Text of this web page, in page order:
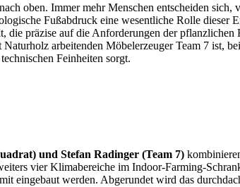
oben. Immer mehr Menschen entscheiden
Fußabdruck eine wesentliche Rolle
die präzise auf die Anforderungen der
arbeitenden Möbelerzeuger Team 7 ist,
Feinheiten sorgt.
und Stefan Radinger (Team 7)
vier Klimabereiche im Indoor-Farming-
eingebaut werden. Abgerundet wird das